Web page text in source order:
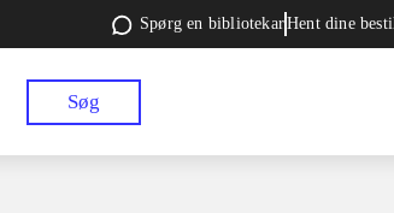
Spørg en bibliotekarHent dine
Søg